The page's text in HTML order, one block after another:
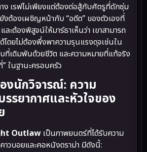
าง เรฟไม่เพียงแต่ต้องต่อสู้กับศัตรูที่ดักซุ่ม
งต้องเผชิญหน้ากับ “อดีต” ของตัวเองที่
ะต้องพิสูจน์ให้มาร์ธาเห็นว่า เขาสามารถ
โดยไม่ต้องพึ่งพาความรุนแรงดุจเช่นใน
เดิมพันด้วยชีวิต และความหมายที่แท้จริง
ในฐานะครอบครัว
งนักวิจารณ์: ความ
รยากาศและหัวใจของ
Outlaw เป็นภาพยนตร์ที่ได้รับความ
วบอยและคอหนังดราม่า มีดังนี้: